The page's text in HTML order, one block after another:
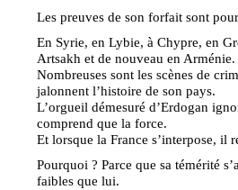
Les preuves de son forfait sont
En Syrie, en Lybie, à Chypre, en
Artsakh et de nouveau en Arménie.
Nombreuses sont les scènes de
jalonnent l’histoire de son pays.
L’orgueil démesuré d’Erdogan
comprend que la force.
Et lorsque la France s’interpose, il
Pourquoi ? Parce que sa témérité
faibles que lui.